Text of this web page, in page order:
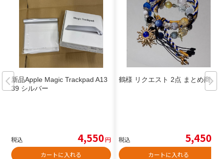
新品Apple Magic Trackpad A13
39 シルバー
税込 4,550円
カートに入れる
鶴様 リクエスト 2点 まとめ商品
税込 5,450
カートに入れる